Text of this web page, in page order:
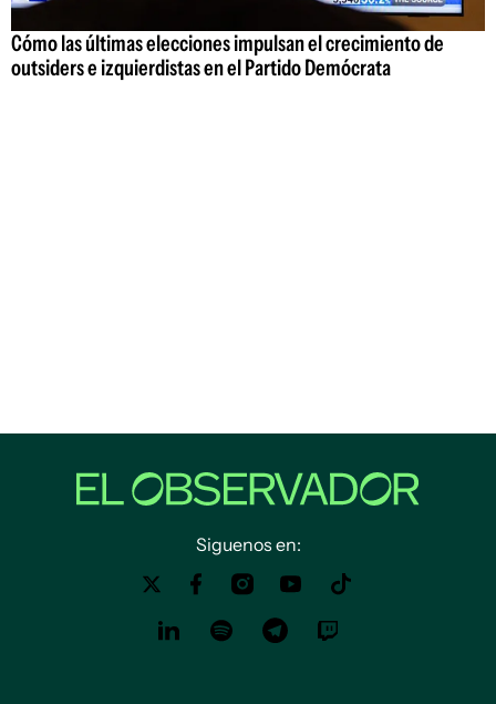
Cómo las últimas elecciones impulsan el crecimiento de
outsiders e izquierdistas en el Partido Demócrata
Siguenos en: